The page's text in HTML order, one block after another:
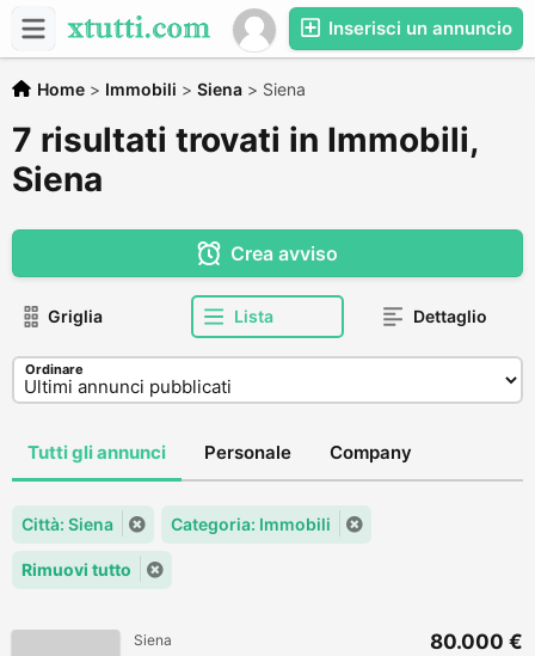
Inserisci un annuncio
Home > Immobili > Siena > Siena
7 risultati trovati in Immobili,
Siena
Crea avviso
Griglia Lista Dettaglio
Ordinare
Tutti gli annunci Personale Company
Città: Siena Categoria: Immobili
Rimuovi tutto
Siena 80.000 €